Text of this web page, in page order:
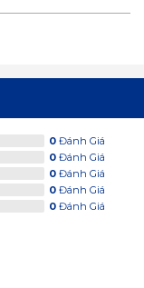
0 Đánh Giá
0 Đánh Giá
0 Đánh Giá
0 Đánh Giá
0 Đánh Giá